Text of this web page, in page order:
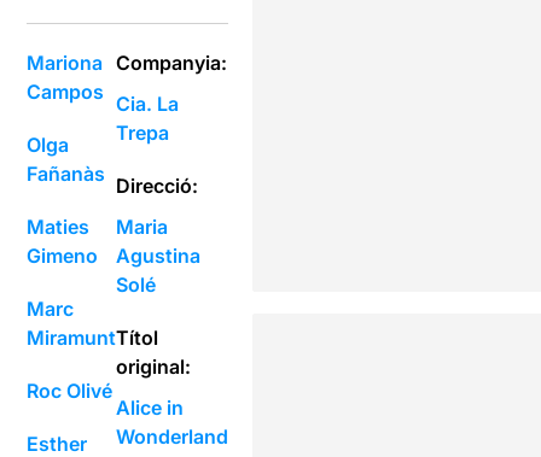
Mariona
Campos
Olga
Fañanàs
Maties
Gimeno
Marc
Miramunt
Roc Olivé
Esther
Companyia:
Cia. La
Trepa
Direcció:
Maria
Agustina
Solé
Títol
original:
Alice in
Wonderland